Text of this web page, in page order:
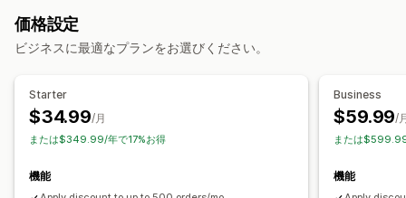
無料配送 配送料
チェックアウトディスカウント ギフト 商品バンドル
ディスカウント管理
通貨換算 トリガーとルール
ターゲティング
価格設定
ビジネスに最適なプランをお選びください。
Starter
$34.99/月
または$349.99/年で17%お得
機能
Business
$59.99/
または
機能